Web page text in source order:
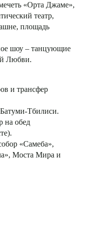
«Орта Джаме»,
театр,
площадь
шоу – танцующие
Любви.
и трансфер
Тбилиси.
на обед
«Самеба»,
Моста Мира и